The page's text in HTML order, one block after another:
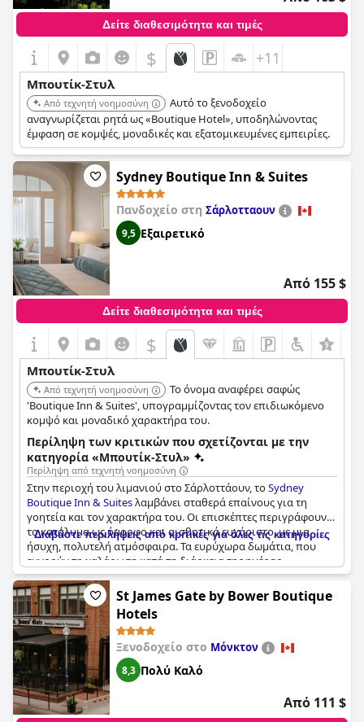
Δείτε διαθεσιμότητα και τιμές
$ +11
Μπουτίκ-Στυλ
Από τεχνητή νοημοσύνη
Αυτό το ξενοδοχείο
αναγνωρίζεται ρητά ως «Boutique Hotel», υποδηλώνοντας
έμφαση σε κομψές, μοναδικές και εξατομικευμένες εμπειρίες.
Sydney Boutique Inn & Suites
Πανδοχείο στη Σάρλοτταουν
9,5 Εξαιρετικό
Από 155 $
Δείτε διαθεσιμότητα και τιμές
$
Μπουτίκ-Στυλ
Από τεχνητή νοημοσύνη
Το όνομα αναφέρει σαφώς
'Boutique Inn & Suites', υπογραμμίζοντας τον επιδιωκόμενο
κομψό και μοναδικό χαρακτήρα του.
Περίληψη των κριτικών που σχετίζονται με την
κατηγορία «Μπουτίκ-Στυλ»
Περίληψη από τεχνητή νοημοσύνη
Στην περιοχή του λιμανιού στο Σάρλοττάουν, τοSydney
Boutique Inn & Suitesλαμβάνει σταθερά επαίνους για τη
γοητεία και τον χαρακτήρα του. Οι επισκέπτες περιγράφουν
το κατάλυμα ως όμορφο και αισθητικά ευχάριστο, με μια
ήσυχη, πολυτελή ατμόσφαιρα. Τα ευρύχωρα δωμάτια, που
ευνοούν τη χαλάρωση κατά τη διάρκεια της ημέρας,
ενισχύουν περαιτέρω την εμπειρία. Η εγγύτητά του σε
εστιατόρια και σημεία ενδιαφέροντος προσθέτει στην
ελκυστικότητά του, καθιστώντας το μια βολική και επιθυμητή
τοποθεσία. Επιπλέον, μοναδικές πινελιές, όπως οι δωρεάν
καρέκλες μασάζ, συμβάλλουν στη φήμη του ως ένα εξαιρετικό
boutique ξενοδοχείο.
Διαβάστε περιλήψεις από κριτικές για όλες τις κατηγορίες
St James Gate by Bower Boutique
Hotels
Ξενοδοχείο στο Μόνκτον
8,3 Πολύ Καλό
Από 111 $